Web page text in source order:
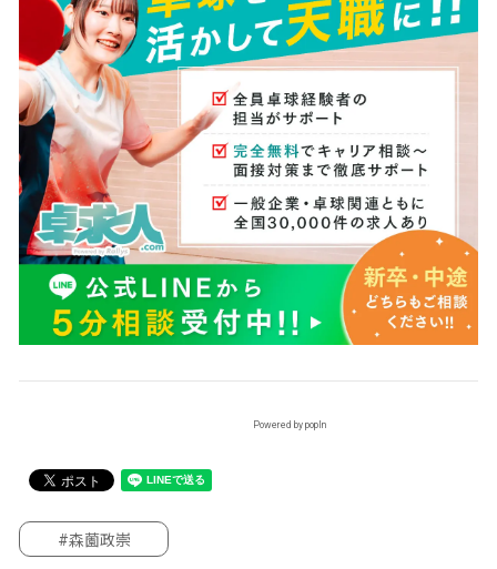
Powered by popIn
#森薗政崇